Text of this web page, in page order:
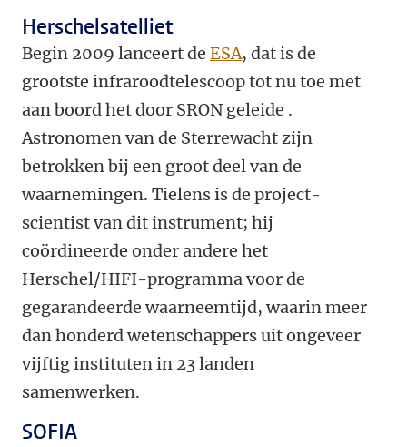
Herschelsatelliet
Begin 2009 lanceert de ESA, dat is de
grootste infraroodtelescoop tot nu toe met
aan boord het door SRON geleide .
Astronomen van de Sterrewacht zijn
betrokken bij een groot deel van de
waarnemingen. Tielens is de project-
scientist van dit instrument; hij
coördineerde onder andere het
Herschel/HIFI-programma voor de
gegarandeerde waarneemtijd, waarin meer
dan honderd wetenschappers uit ongeveer
vijftig instituten in 23 landen
samenwerken.
SOFIA